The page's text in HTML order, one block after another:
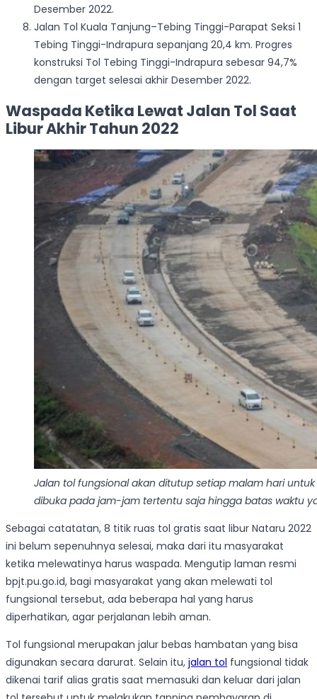
Desember 2022.
Jalan Tol Kuala Tanjung–Tebing Tinggi-Parapat Seksi 1
Tebing Tinggi-Indrapura sepanjang 20,4 km. Progres
konstruksi Tol Tebing Tinggi-Indrapura sebesar 94,7%
dengan target selesai akhir Desember 2022.
Waspada Ketika Lewat Jalan Tol Saat
Libur Akhir Tahun 2022
Jalan tol fungsional akan ditutup setiap malam hari
dibuka pada jam-jam tertentu saja hingga batas waktu
Sebagai catatatan, 8 titik ruas tol gratis saat libur Nataru 2022
ini belum sepenuhnya selesai, maka dari itu masyarakat
ketika melewatinya harus waspada. Mengutip laman resmi
bpjt.pu.go.id, bagi masyarakat yang akan melewati tol
fungsional tersebut, ada beberapa hal yang harus
diperhatikan, agar perjalanan lebih aman.
Tol fungsional merupakan jalur bebas hambatan yang bisa
digunakan secara darurat. Selain itu, jalan tol fungsional tidak
dikenai tarif alias gratis saat memasuki dan keluar dari jalan